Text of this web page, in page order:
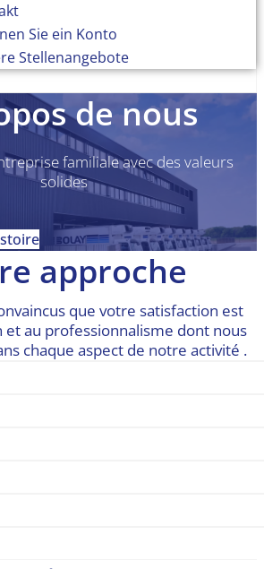
Sie ein Konto
Stellenangebote
de nous
familiale avec des valeurs
solides
approche
que votre satisfaction est
et au professionnalisme dont nous
chaque aspect de notre activité .